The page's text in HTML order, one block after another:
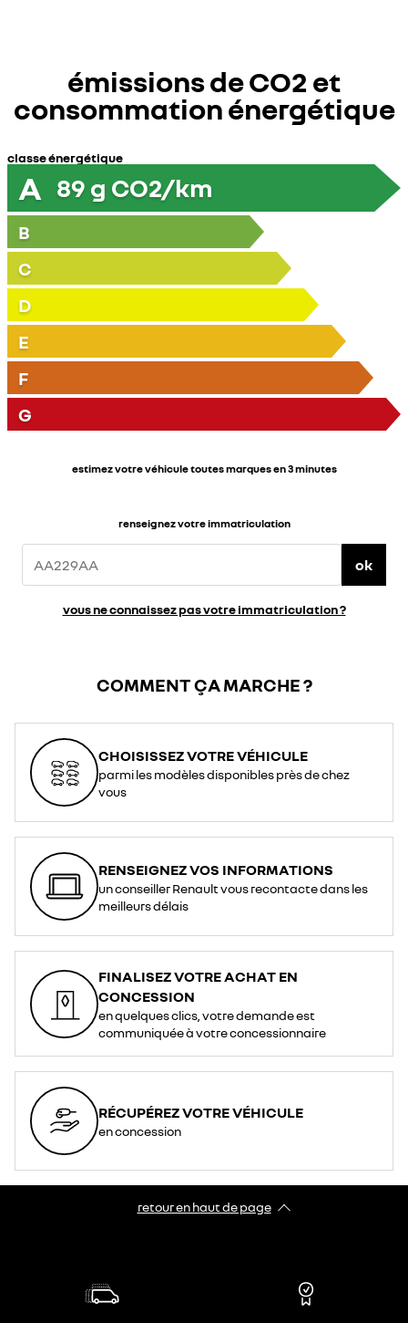
émissions de CO2 et
consommation énergétique
classe énergétique
A 89 g CO2/km
B
C
D
E
F
G
estimez votre véhicule toutes marques en 3 minutes
renseignez votre immatriculation
ok
vous ne connaissez pas votre immatriculation ?
COMMENT ÇA MARCHE ?
CHOISISSEZ VOTRE VÉHICULE
parmi les modèles disponibles près de chez
vous
RENSEIGNEZ VOS INFORMATIONS
un conseiller Renault vous recontacte dans les
meilleurs délais
FINALISEZ VOTRE ACHAT EN
CONCESSION
en quelques clics, votre demande est
communiquée à votre concessionnaire
RÉCUPÉREZ VOTRE VÉHICULE
en concession
retour en haut de page​